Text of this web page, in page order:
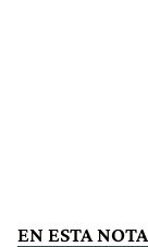
EN ESTA NOTA